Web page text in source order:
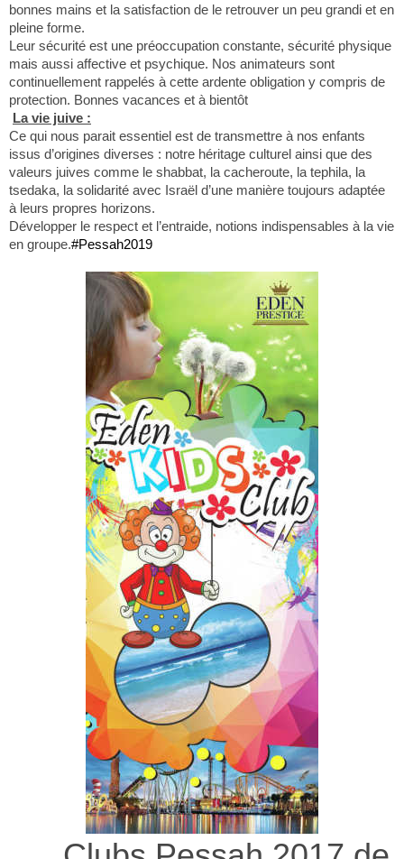
bonnes mains et la satisfaction de le retrouver un peu grandi et en
pleine forme.
Leur sécurité est une préoccupation constante, sécurité physique
mais aussi affective et psychique. Nos animateurs sont
continuellement rappelés à cette ardente obligation y compris de
protection. Bonnes vacances et à bientôt
La vie juive :
Ce qui nous parait essentiel est de transmettre à nos enfants
issus d’origines diverses : notre héritage culturel ainsi que des
valeurs juives comme le shabbat, la cacheroute, la tephila, la
tsedaka, la solidarité avec Israël d’une manière toujours adaptée
à leurs propres horizons.
Développer le respect et l’entraide, notions indispensables à la vie
en groupe.#Pessah2019